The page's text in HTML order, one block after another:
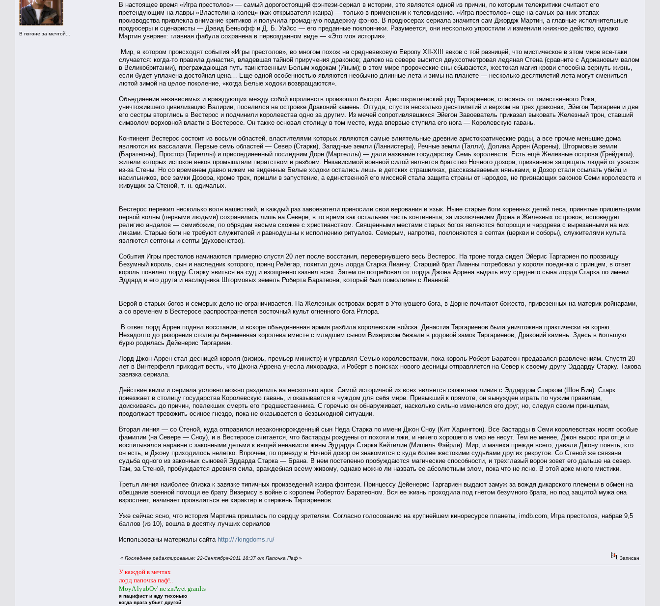
В погоне за мечтой...
В настоящее время «Игра престолов» — самый дорогостоящий фэнтези-сериал в истории, это является одной из причин, по которым телекритики считают его
претендующим на лавры «Властелина колец» (как открывателя жанра) — только в применении к телевидению. «Игра престолов» еще на самых ранних этапах
производства привлекла внимание критиков и получила громадную поддержку фэнов. В продюсерах сериала значится сам Джордж Мартин, а главные исполнительные
продюсеры и сценаристы — Дэвид Беньофф и Д. Б. Уайсс — его преданные поклонники. Разумеется, они несколько упростили и изменили книжное действо, однако
Мартин уверяет: главная фабула сохранена в первозданном виде — «Это моя история».
Мир, в котором происходят события «Игры престолов», во многом похож на средневековую Европу XII-XIII веков с той разницей, что мистическое в этом мире все-таки
случается: когда-то правила династия, владевшая тайной приручения драконов; далеко на севере высится двухсотметровая ледяная Стена (сравните с Адриановым валом
в Великобритании), преграждающая путь таинственным Белым ходокам (Иным); в этом мире пророческие сны сбываются, жестокая магия крови способна вернуть жизнь,
если будет уплачена достойная цена… Еще одной особенностью являются необычно длинные лета и зимы на планете — несколько десятилетий лета могут смениться
лютой зимой на целое поколение, «когда Белые ходоки возвращаются».
Объединение независимых и враждующих между собой королевств произошло быстро. Аристократический род Таргариенов, спасаясь от таинственного Рока,
уничтожившего цивилизацию Валирии, поселился на островке Драконий камень. Оттуда, спустя несколько десятилетий и верхом на трех драконах, Эйегон Таргариен и две
его сестры вторглись в Вестерос и подчинили королевства одно за другим. Из мечей сопротивлявшихся Эйегон Завоеватель приказал выковать Железный трон, ставший
символом верховной власти в Вестеросе. Он также основал столицу в том месте, куда впервые ступила его нога — Королевскую гавань.
Континент Вестерос состоит из восьми областей, властителями которых являются самые влиятельные древние аристократические роды, а все прочие меньшие дома
являются их вассалами. Первые семь областей — Север (Старки), Западные земли (Ланнистеры), Речные земли (Талли), Долина Аррен (Аррены), Штормовые земли
(Баратеоны), Простор (Тиреллы) и присоединенный последним Дорн (Мартеллы) — дали название государству Семь королевств. Есть ещё Железные острова (Грейджои),
жители которых испокон веков промышляли пиратством и разбоем. Независимой военной силой является братство Ночного дозора, призванное защищать людей от ужасов
из-за Стены. Но со временем давно никем не виденные Белые ходоки остались лишь в детских страшилках, рассказываемых няньками, в Дозор стали ссылать убийц и
насильников, все замки Дозора, кроме трех, пришли в запустение, а единственной его миссией стала защита страны от народов, не признающих законов Семи королевств и
живущих за Стеной, т. н. одичалых.
Вестерос пережил несколько волн нашествий, и каждый раз завоеватели приносили свои верования и язык. Ныне старые боги коренных детей леса, принятые пришельцами
первой волны (первыми людьми) сохранились лишь на Севере, в то время как остальная часть континента, за исключением Дорна и Железных островов, исповедует
религию андалов — семибожие, по обрядам весьма схожее с христианством. Священными местами старых богов являются богорощи и чардрева с вырезанными на них
ликами. Старые боги не требуют служителей и равнодушны к исполнению ритуалов. Семерым, напротив, поклоняются в септах (церкви и соборы), служителями культа
являются септоны и септы (духовенство).
События Игры престолов начинаются примерно спустя 20 лет после восстания, перевернувшего весь Вестерос. На троне тогда сидел Эйерис Таргариен по прозвищу
Безумный король, сын и наследник которого, принц Рейегар, похитил дочь лорда Старка Лианну. Старший брат Лианны потребовал у короля поединка с принцем, в ответ
король повелел лорду Старку явиться на суд и изощренно казнил всех. Затем он потребовал от лорда Джона Аррена выдать ему среднего сына лорда Старка по имени
Эддард и его друга и наследника Штормовых земель Роберта Баратеона, который был помолвлен с Лианной.
Верой в старых богов и семерых дело не ограничивается. На Железных островах верят в Утонувшего бога, в Дорне почитают божеств, привезенных на материк ройнарами,
а со временем в Вестеросе распространяется восточный культ огненного бога Рглора.
В ответ лорд Аррен поднял восстание, и вскоре объединенная армия разбила королевские войска. Династия Таргариенов была уничтожена практически на корню.
Незадолго до разорения столицы беременная королева вместе с младшим сыном Визерисом бежали в родовой замок Таргариенов, Драконий камень. Здесь в большую
бурю родилась Дейенерис Таргариен.
Лорд Джон Аррен стал десницей короля (визирь, премьер-министр) и управлял Семью королевствами, пока король Роберт Баратеон предавался развлечениям. Спустя 20
лет в Винтерфелл приходит весть, что Джона Аррена унесла лихорадка, и Роберт в поисках нового десницы отправляется на Север к своему другу Эддарду Старку. Такова
завязка сериала.
Действие книги и сериала условно можно разделить на несколько арок. Самой историчной из всех является сюжетная линия с Эддардом Старком (Шон Бин). Старк
приезжает в столицу государства Королевскую гавань, и оказывается в чуждом для себя мире. Привыкший к прямоте, он вынужден играть по чужим правилам,
доискиваясь до причин, повлекших смерть его предшественника. С горечью он обнаруживает, насколько сильно изменился его друг, но, следуя своим принципам,
продолжает тревожить осиное гнездо, пока не оказывается в безвыходной ситуации.
Вторая линия — со Стеной, куда отправился незаконнорожденный сын Неда Старка по имени Джон Сноу (Кит Харингтон). Все бастарды в Семи королевствах носят особые
фамилии (на Севере — Сноу), и в Вестеросе считается, что бастарды рождены от похоти и лжи, и ничего хорошего в мир не несут. Тем не менее, Джон вырос при отце и
воспитывался наравне с законными детьми к вящей ненависти жены Эддарда Старка Кейтилин (Мишель Фэйрли). Мир, и мачеха прежде всего, давали Джону понять, кто
он есть, и Джону приходилось нелегко. Впрочем, по приезду в Ночной дозор он знакомится с куда более жестокими судьбами других рекрутов. Со Стеной же связана
судьба одного из законных сыновей Эддарда Старка — Брана. В нем постепенно пробуждаются магические способности, и трехглазый ворон зовет его дальше на север.
Там, за Стеной, пробуждается древняя сила, враждебная всему живому, однако можно ли назвать ее абсолютным злом, пока что не ясно. В этой арке много мистики.
Третья линия наиболее близка к завязке типичных произведений жанра фэнтези. Принцессу Дейенерис Таргариен выдают замуж за вождя дикарского племени в обмен на
обещание военной помощи ее брату Визерису в войне с королем Робертом Баратеоном. Вся ее жизнь проходила под гнетом безумного брата, но под защитой мужа она
взрослеет, начинает проявляться ее характер и стержень Таргариенов.
Уже сейчас ясно, что история Мартина пришлась по сердцу зрителям. Согласно голосованию на крупнейшем киноресурсе планеты, imdb.com, Игра престолов, набрав 9,5
баллов (из 10), вошла в десятку лучших сериалов
Использованы материалы сайта http://7kingdoms.ru/
« Последнее редактирование: 22-Сентября-2011 18:37 от Папочка Паф » Записан
У каждой в мечтах
лорд папочка паф!..
MoyA lyubOv' ne znAyet granIts
я пацифист и жду тихонько
когда врага убьет другой